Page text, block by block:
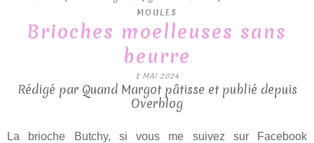
MOULES
Brioches moelleuses sans
beurre
1 MAI 2024
Rédigé par Quand Margot pâtisse et publié depuis
Overblog
La brioche Butchy, si vous me suivez sur Facebook